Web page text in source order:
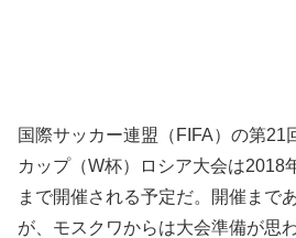
国際サッカー連盟（FIFA）の第21
カップ（W杯）ロシア大会は2018
まで開催される予定だ。開催まで
が、モスクワからは大会準備が思